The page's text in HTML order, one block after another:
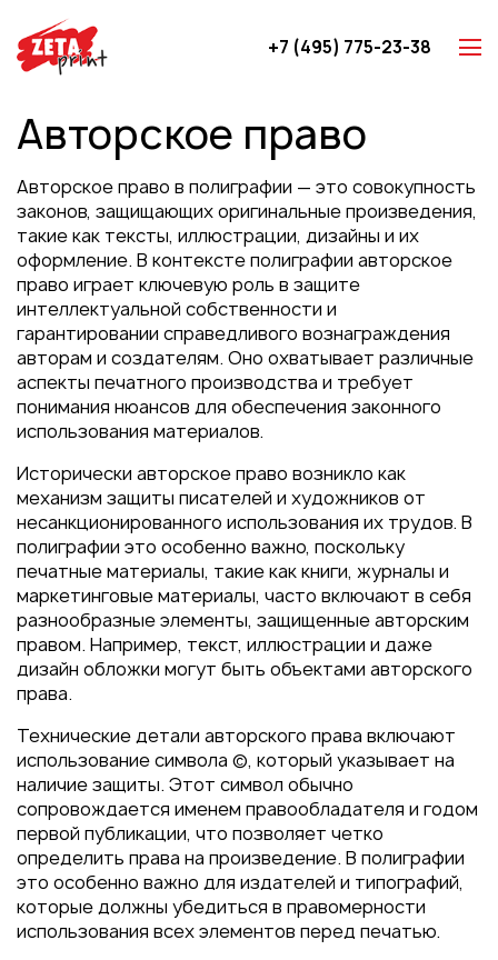
Брошюры
Игральные карты
Каталоги
Листовки
Книги
Папки
Календари
Упаковка
Блокноты с логотипом
Пакеты
Конверты
Журналы
Полиграфия для выставок
под ключ
Полиграфия к выборам 2026
+7 (495) 775-23-38
Авторское право
Авторское право в полиграфии — это совокупность
законов, защищающих оригинальные произведения,
такие как тексты, иллюстрации, дизайны и их
оформление. В контексте полиграфии авторское
право играет ключевую роль в защите
интеллектуальной собственности и
гарантировании справедливого вознаграждения
авторам и создателям. Оно охватывает различные
аспекты печатного производства и требует
понимания нюансов для обеспечения законного
использования материалов.
Исторически авторское право возникло как
механизм защиты писателей и художников от
несанкционированного использования их трудов. В
полиграфии это особенно важно, поскольку
печатные материалы, такие как книги, журналы и
маркетинговые материалы, часто включают в себя
разнообразные элементы, защищенные авторским
правом. Например, текст, иллюстрации и даже
дизайн обложки могут быть объектами авторского
права.
Технические детали авторского права включают
использование символа ©, который указывает на
наличие защиты. Этот символ обычно
сопровождается именем правообладателя и годом
первой публикации, что позволяет четко
определить права на произведение. В полиграфии
это особенно важно для издателей и типографий,
которые должны убедиться в правомерности
использования всех элементов перед печатью.